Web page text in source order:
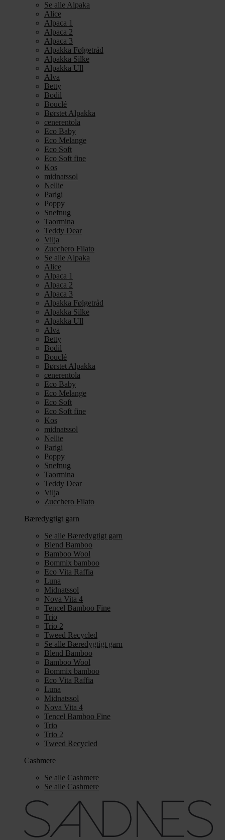
Se alle Alpaka
Alice
Alpaca 1
Alpaca 2
Alpaca 3
Alpakka Følgetråd
Alpakka Silke
Alpakka Ull
Alva
Betty
Bodil
Bouclé
Børstet Alpakka
cenerentola
Eco Baby
Eco Melange
Eco Soft
Eco Soft fine
Kos
midnatssol
Nellie
Parigi
Poppy
Snefnug
Taormina
Teddy Dear
Vilja
Zucchero Filato
Se alle Alpaka
Alice
Alpaca 1
Alpaca 2
Alpaca 3
Alpakka Følgetråd
Alpakka Silke
Alpakka Ull
Alva
Betty
Bodil
Bouclé
Børstet Alpakka
cenerentola
Eco Baby
Eco Melange
Eco Soft
Eco Soft fine
Kos
midnatssol
Nellie
Parigi
Poppy
Snefnug
Taormina
Teddy Dear
Vilja
Zucchero Filato
Bæredygtigt garn
Se alle Bæredygtigt garn
Blend Bamboo
Bamboo Wool
Bommix bamboo
Eco Vita Raffia
Luna
Midnatssol
Nova Vita 4
Tencel Bamboo Fine
Trio
Trio 2
Tweed Recycled
Se alle Bæredygtigt garn
Blend Bamboo
Bamboo Wool
Bommix bamboo
Eco Vita Raffia
Luna
Midnatssol
Nova Vita 4
Tencel Bamboo Fine
Trio
Trio 2
Tweed Recycled
Cashmere
Se alle Cashmere
Se alle Cashmere